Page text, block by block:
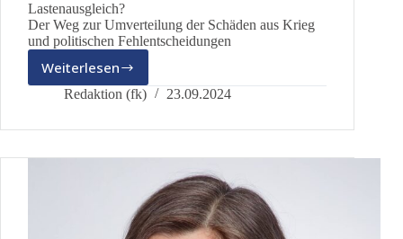
Lastenausgleich?
Der Weg zur Umverteilung der Schäden aus Krieg
und politischen Fehlentscheidungen
Weiterlesen
Vortrag:
Lastenausgleich?
Redaktion (fk) 23.09.2024